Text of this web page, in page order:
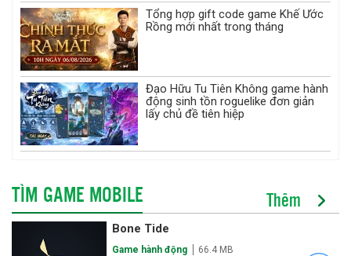
Tổng hợp gift code game Khế Ước
Rồng mới nhất trong tháng
Đạo Hữu Tu Tiên Không game hành
động sinh tồn roguelike đơn giản
lấy chủ đề tiên hiệp
TÌM GAME MOBILE Thêm
Bone Tide
Game hành động 66.4 MB